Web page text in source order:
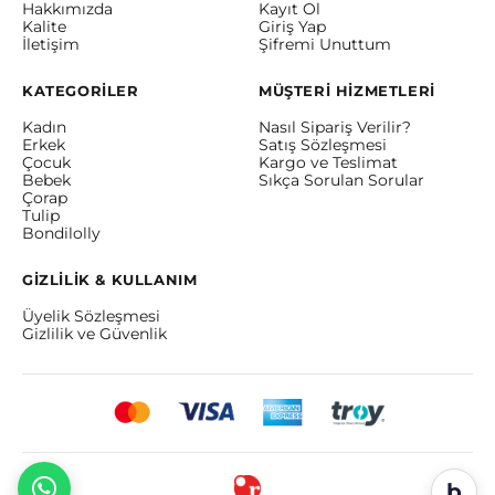
Hakkımızda
Kalite
İletişim
Kayıt Ol
Giriş Yap
Şifremi Unuttum
KATEGORİLER
Kadın
Erkek
Çocuk
Bebek
Çorap
Tulip
Bondilolly
MÜŞTERİ HİZMETLERİ
Nasıl Sipariş Verilir?
Satış Sözleşmesi
Kargo ve Teslimat
Sıkça Sorulan Sorular
GİZLİLİK & KULLANIM
Üyelik Sözleşmesi
Gizlilik ve Güvenlik